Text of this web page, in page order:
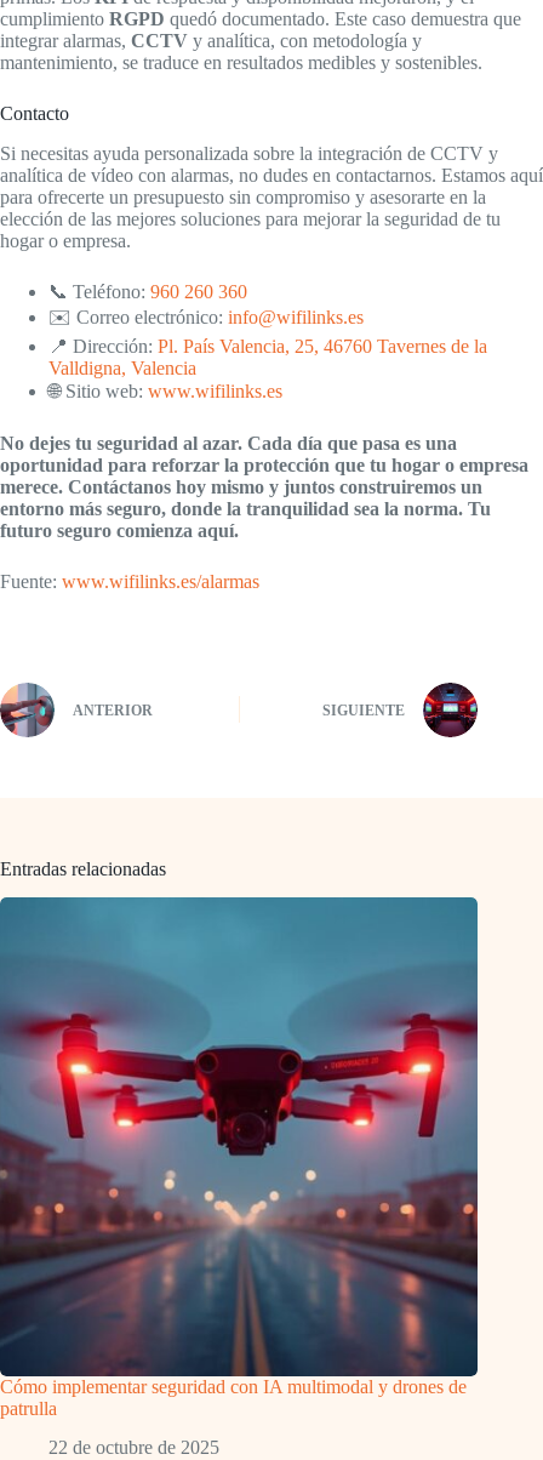
cumplimiento RGPD quedó documentado. Este caso demuestra que
integrar alarmas, CCTV y analítica, con metodología y
mantenimiento, se traduce en resultados medibles y sostenibles.
Contacto
Si necesitas ayuda personalizada sobre la integración de CCTV y
analítica de vídeo con alarmas, no dudes en contactarnos. Estamos aquí
para ofrecerte un presupuesto sin compromiso y asesorarte en la
elección de las mejores soluciones para mejorar la seguridad de tu
hogar o empresa.
📞 Teléfono: 960 260 360
✉️ Correo electrónico: info@wifilinks.es
📍 Dirección: Pl. País Valencia, 25, 46760 Tavernes de la
Valldigna, Valencia
🌐 Sitio web: www.wifilinks.es
No dejes tu seguridad al azar. Cada día que pasa es una
oportunidad para reforzar la protección que tu hogar o empresa
merece. Contáctanos hoy mismo y juntos construiremos un
entorno más seguro, donde la tranquilidad sea la norma. Tu
futuro seguro comienza aquí.
Fuente: www.wifilinks.es/alarmas
ANTERIOR SIGUIENTE
Entradas relacionadas
Cómo implementar seguridad con IA multimodal y drones de
patrulla
22 de octubre de 2025